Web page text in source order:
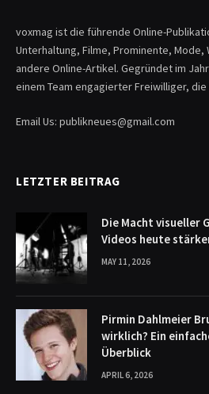
voxmag ist die führende Online-
Unterhaltung, Filme, Prominente, Mode,
andere Online-Artikel. Gegründet im
einem Team engagierter Freiwilliger, die
Email Us: publikneues@gmail.com
LETZTER BEITRAG
Die Macht visueller
Videos heute
MAY 11, 2026
Pirmin Dahlmeier
wirklich? Ein
Überblick
APRIL 6, 2026